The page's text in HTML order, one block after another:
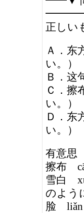
正しい
Ａ．东
い。）
Ｂ．这
Ｃ．擦
い。）
Ｄ．东
い。）
有意
擦布
雪白
のよう
脸